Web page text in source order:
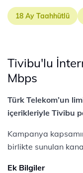
18 Ay Taahhütlü
Tivibu'lu
Mbps
Türk Telekom’un
içerikleriyle Tivibu
Kampanya
birlikte sunulan
Ek Bilgiler